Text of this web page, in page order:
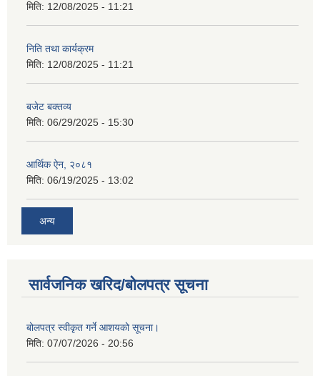
मिति: 12/08/2025 - 11:21
निति तथा कार्यक्रम
मिति: 12/08/2025 - 11:21
बजेट बक्तव्य
मिति: 06/29/2025 - 15:30
आर्थिक ऐन, २०८१
मिति: 06/19/2025 - 13:02
अन्य
सार्वजनिक खरिद/बोलपत्र सूचना
बोलपत्र स्वीकृत गर्ने आशयको सूचना।
मिति: 07/07/2026 - 20:56